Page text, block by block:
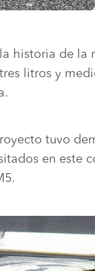
historia de la
litros y
tuvo
en este